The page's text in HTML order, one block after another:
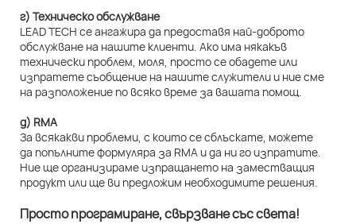
г) Техническо обслужване
LEAD TECH се ангажира да предоставя най-доброто
обслужване на нашите клиенти. Ако има някакъв
технически проблем, моля, просто се обадете или
изпратете съобщение на нашите служители и ние сме
на разположение по всяко време за вашата помощ.
д) RMA
За всякакви проблеми, с които се сблъскате, можете
да попълните формуляра за RMA и да ни го изпратите.
Ние ще организираме изпращането на заместващия
продукт или ще ви предложим необходимите решения.
Просто програмиране, свързване със света!